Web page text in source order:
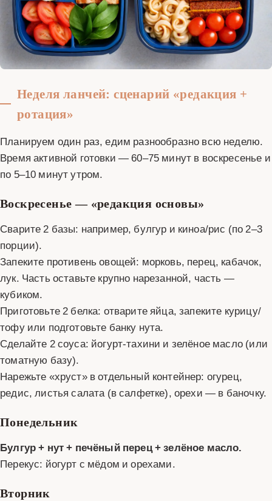
Неделя ланчей: сценарий «редакция +
ротация»
Планируем один раз, едим разнообразно всю неделю.
Время активной готовки — 60–75 минут в воскресенье и
по 5–10 минут утром.
Воскресенье — «редакция основы»
Сварите 2 базы: например, булгур и киноа/рис (по 2–3
порции).
Запеките противень овощей: морковь, перец, кабачок,
лук. Часть оставьте крупно нарезанной, часть —
кубиком.
Приготовьте 2 белка: отварите яйца, запеките курицу/
тофу или подготовьте банку нута.
Сделайте 2 соуса: йогурт-тахини и зелёное масло (или
томатную базу).
Нарежьте «хруст» в отдельный контейнер: огурец,
редис, листья салата (в салфетке), орехи — в баночку.
Понедельник
Булгур + нут + печёный перец + зелёное масло.
Перекус: йогурт с мёдом и орехами.
Вторник